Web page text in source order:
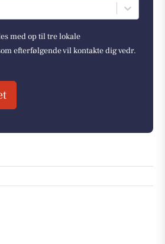
med op til tre lokale
efterfølgende vil kontakte dig vedr.